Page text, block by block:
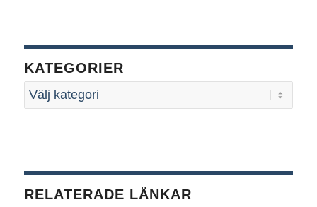
KATEGORIER
RELATERADE LÄNKAR